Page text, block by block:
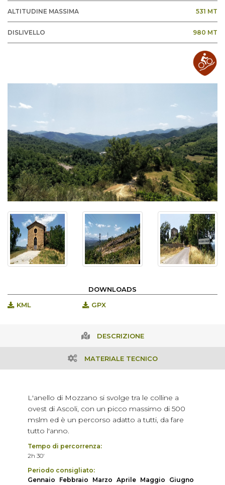
ALTITUDINE MASSIMA 531 MT
DISLIVELLO 980 MT
DOWNLOADS
KML
GPX
DESCRIZIONE
MATERIALE TECNICO
L'anello di Mozzano si svolge tra le colline a
ovest di Ascoli, con un picco massimo di 500
mslm ed è un percorso adatto a tutti, da fare
tutto l'anno.
Tempo di percorrenza:
2h 30'
Periodo consigliato:
Gennaio
Febbraio Marzo Aprile Maggio
Giugno